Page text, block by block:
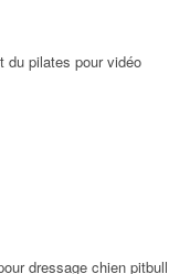
pilates pour vidéo
dressage chien pitbull